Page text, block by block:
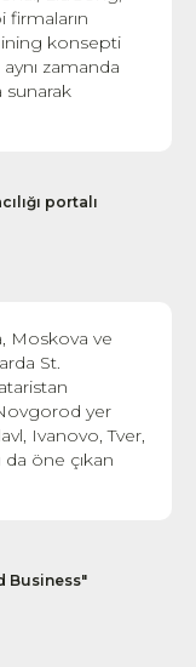
konsepti
zamanda
sunarak
portalı
Moskova ve
St.
yer
Ivanovo, Tver,
öne çıkan
Business"